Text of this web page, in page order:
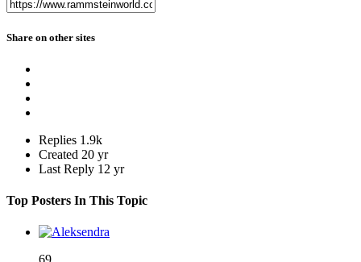
Share on other sites
Replies 1.9k
Created 20 yr
Last Reply 12 yr
Top Posters In This Topic